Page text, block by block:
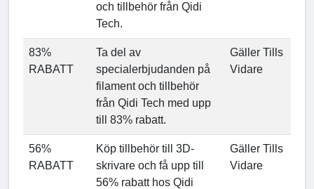
och tillbehör från Qidi
Tech.
83%
RABATT
Ta del av
specialerbjudanden på
filament och tillbehör
från Qidi Tech med upp
till 83% rabatt.
Gäller Tills
Vidare
56%
RABATT
Köp tillbehör till 3D-
skrivare och få upp till
56% rabatt hos Qidi
Gäller Tills
Vidare